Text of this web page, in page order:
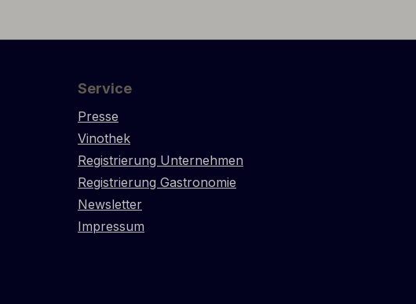
Genussverhältnis.
Great Petit Chablis"
Service
Presse
Vinothek
Registrierung Unternehmen
Registrierung Gastronomie
Newsletter
Impressum